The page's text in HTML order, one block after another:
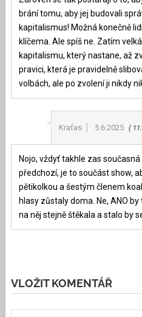
brání tomu, aby jej budovali
kapitalismus! Možná konečně
klíčema. Ale spíš ne. Zatím
kapitalismu, který nastane, až
pravici, která je pravidelně
volbách, ale po zvolení ji nikdy
Kraťas 5.6.2025
Nojo, vždyť takhle zas
předchozí, je to součást show,
pětikolkou a šestým členem
hlasy zůstaly doma. Ne, ANO
na něj stejně štěkala a stalo by
VLOŽIT KOMENTÁŘ